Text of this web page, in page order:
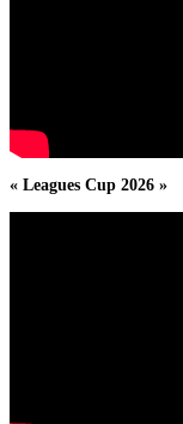
« Leagues Cup 2026 »